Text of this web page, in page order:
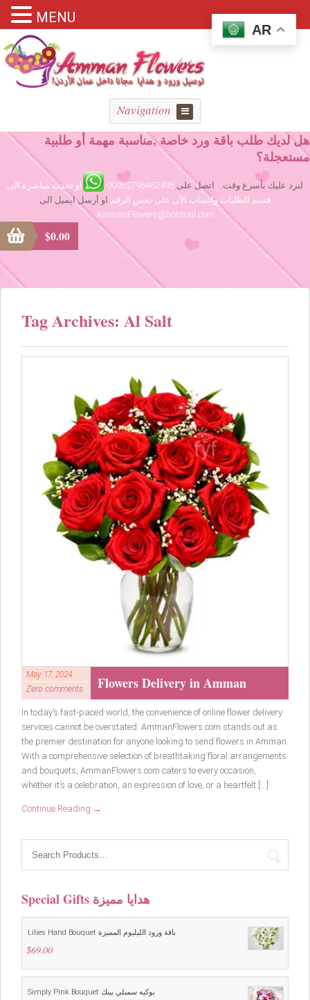
Navigation
هل لديك طلب باقة ورد خاصة ,مناسبة مهمة أو طلبية
مستعجلة؟
لنرد عليك بأسرع وقت... اتصل على 00962796462495
او تحدث مباشرة الى
قسم الطلبات واتساب الآن على نفس الرقم او أرسل ايميل الى
AmmanFlowers@hotmail.com
$0.00
Tag Archives: Al Salt
May 17, 2024
Zero comments
Flowers Delivery in Amman
In today’s fast-paced world, the convenience of online flower delivery
services cannot be overstated. AmmanFlowers.com stands out as
the premier destination for anyone looking to send flowers in Amman.
With a comprehensive selection of breathtaking floral arrangements
and bouquets, AmmanFlowers.com caters to every occasion,
whether it’s a celebration, an expression of love, or a heartfelt […]
Continue Reading →
Special Gifts هدايا مميزة
Lilies Hand Bouquet باقة ورود الليليوم المميزة
$69.00
Simply Pink Bouquet بوكيه سمبلي بينك
AR
MENU